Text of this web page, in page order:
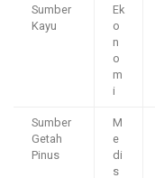
Sumber
Kayu
Ek
o
n
o
m
i
Sumber
Getah
Pinus
M
e
di
s